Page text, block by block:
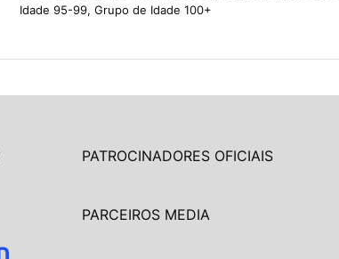
Idade 95-99, Grupo de Idade 100+
PATROCINADORES OFICIAIS
PARCEIROS MEDIA